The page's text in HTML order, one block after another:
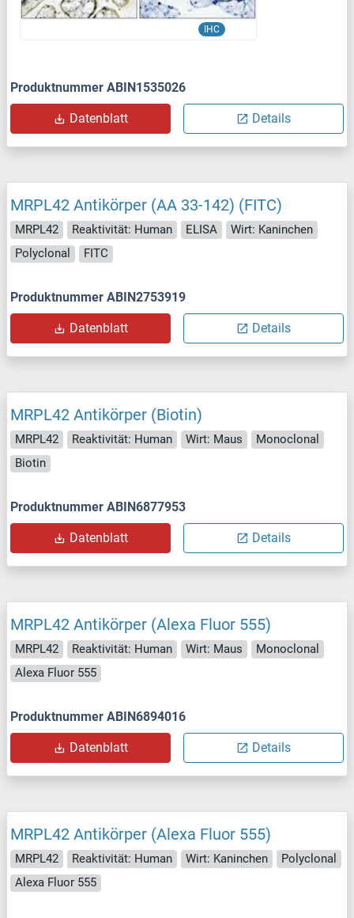
IHC
Produktnummer ABIN1535026
Datenblatt Details
MRPL42 Antikörper (AA 33-142) (FITC)
MRPL42 Reaktivität: Human ELISA
Wirt: Kaninchen
Polyclonal
FITC
Produktnummer ABIN2753919
Datenblatt Details
MRPL42 Antikörper (Biotin)
MRPL42 Reaktivität: Human Wirt: Maus
Monoclonal
Biotin
Produktnummer ABIN6877953
Datenblatt Details
MRPL42 Antikörper (Alexa Fluor 555)
MRPL42 Reaktivität: Human Wirt: Maus
Monoclonal
Alexa Fluor 555
Produktnummer ABIN6894016
Datenblatt Details
MRPL42 Antikörper (Alexa Fluor 555)
MRPL42 Reaktivität: Human Wirt: Kaninchen
Polyclonal
Alexa Fluor 555